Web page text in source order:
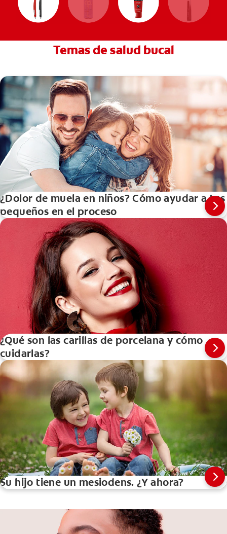
Temas de salud bucal
¿Dolor de muela en niños? Cómo ayudar a tus
pequeños en el proceso
¿Qué son las carillas de porcelana y cómo
cuidarlas?
Su hijo tiene un mesiodens. ¿Y ahora?